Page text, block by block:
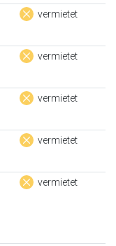
vermietet
vermietet
vermietet
vermietet
vermietet